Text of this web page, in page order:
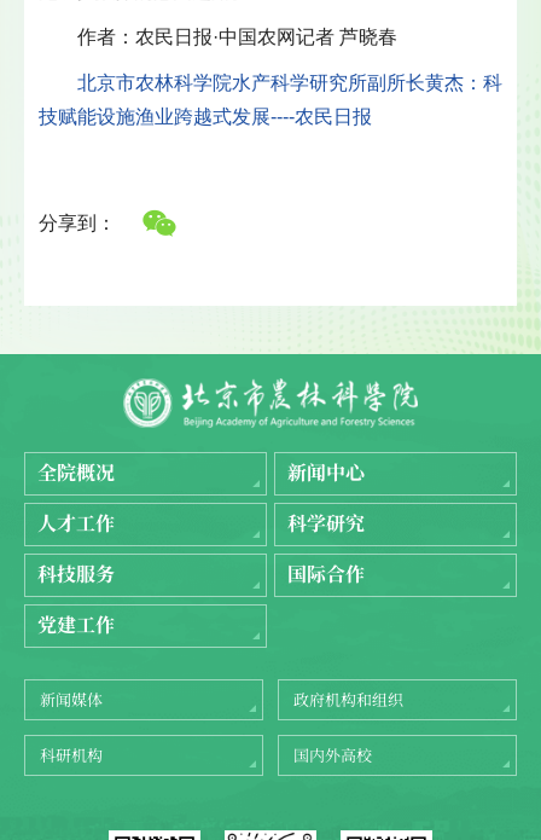
作者：农民日报·中国农网记者 芦晓春
北京市农林科学院水产科学研究所副所长黄杰：科
技赋能设施渔业跨越式发展----农民日报
分享到：
全院概况
新闻中心
人才工作
科学研究
科技服务
国际合作
党建工作
新闻媒体 政府机构和组织
科研机构 国内外高校